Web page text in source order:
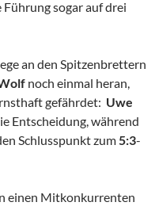
sogar auf drei
an den Spitzenbrettern
noch einmal heran,
gefährdet: Uwe
Entscheidung, während
Schlusspunkt zum5:3-
einen Mitkonkurrenten